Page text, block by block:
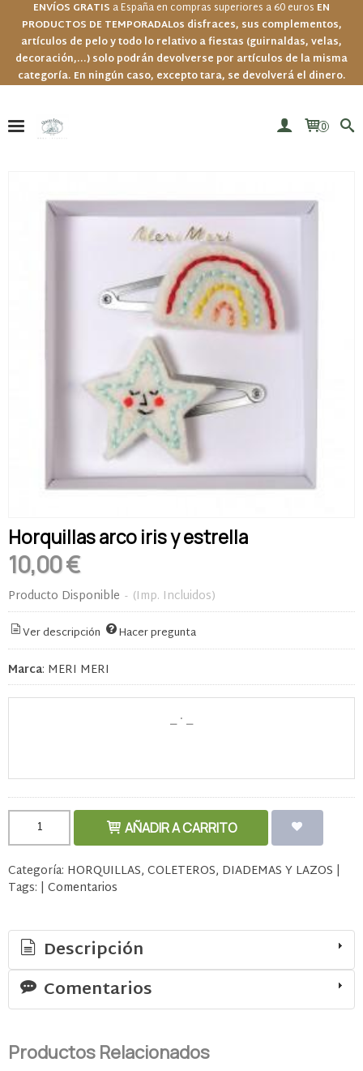
ENVÍOS GRATIS a España en compras superiores a 60 euros EN
PRODUCTOS DE TEMPORADALos disfraces, sus complementos,
artículos de pelo y todo lo relativo a fiestas (guirnaldas, velas,
decoración,...) solo podrán devolverse por artículos de la misma
categoría. En ningún caso, excepto tara, se devolverá el dinero.
0
Horquillas arco iris y estrella
10,00 €
Producto Disponible - (Imp. Incluidos)
Ver descripción Hacer pregunta
Marca: MERI MERI
AÑADIR A CARRITO
Categoría: HORQUILLAS, COLETEROS, DIADEMAS Y LAZOS |
Tags: | Comentarios
Descripción
Comentarios
Productos Relacionados